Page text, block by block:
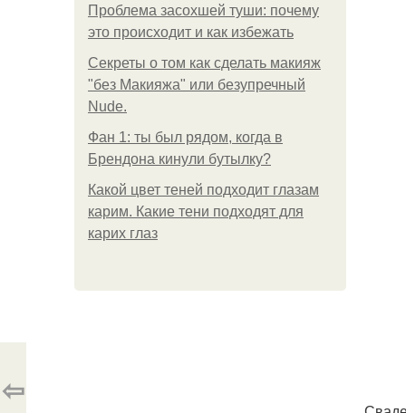
Проблема засохшей туши: почему
это происходит и как избежать
Секреты о том как сделать макияж
"без Макияжа" или безупречный
Nude.
Фан 1: ты был рядом, когда в
Брендона кинули бутылку?
Какой цвет теней подходит глазам
карим. Какие тени подходят для
карих глаз
⇦